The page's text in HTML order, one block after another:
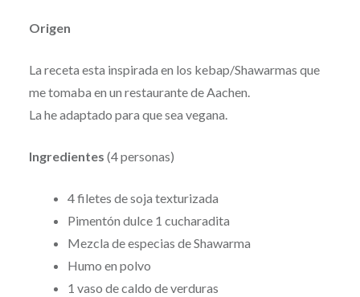
Origen
La receta esta inspirada en los kebap/Shawarmas que
me tomaba en un restaurante de Aachen.
La he adaptado para que sea vegana.
Ingredientes (4 personas)
4 filetes de soja texturizada
Pimentón dulce 1 cucharadita
Mezcla de especias de Shawarma
Humo en polvo
1 vaso de caldo de verduras